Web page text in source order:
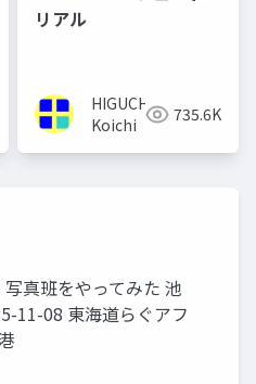
リアル
HIGUCHI
Koichi
735.6K
真班をやってみた 池
11-08 東海道らぐアフ